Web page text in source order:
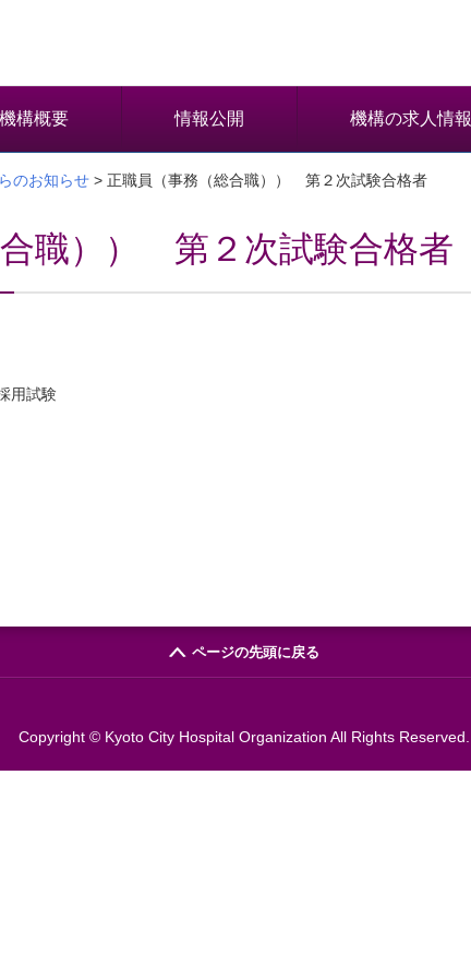
機構概要 情報公開 機構の求人情報
のお知らせ > 正職員（事務（総合職）） 第２次試験合格者
職）） 第２次試験合格者
用試験
ページの先頭に戻る
Copyright © Kyoto City Hospital Organization All Rights Reserved.